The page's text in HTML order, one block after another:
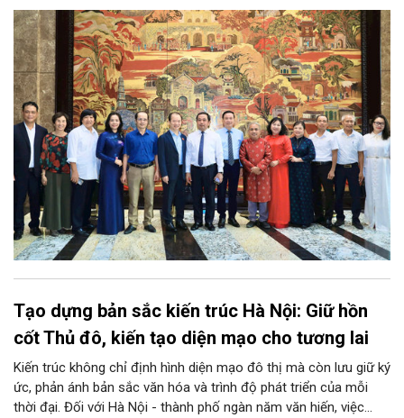
triển khoa học công nghệ, đổi mới sáng tạo, công nghiệp văn
hóa và phát huy nguồn lực con người, góp phần tạo động lực
mới cho sự phát triển nhanh, bền vững của Thủ đô.
Tạo dựng bản sắc kiến trúc Hà Nội: Giữ hồn
cốt Thủ đô, kiến tạo diện mạo cho tương lai
Kiến trúc không chỉ định hình diện mạo đô thị mà còn lưu giữ ký
ức, phản ánh bản sắc văn hóa và trình độ phát triển của mỗi
thời đại. Đối với Hà Nội - thành phố ngàn năm văn hiến, việc